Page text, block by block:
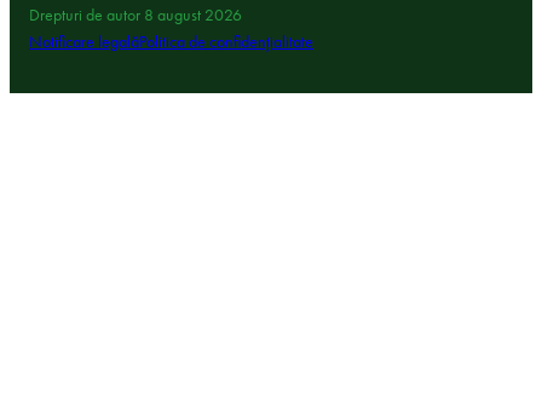
Drepturi de autor 8 august 2026
Notificare legalăPolitica de confidențialitate